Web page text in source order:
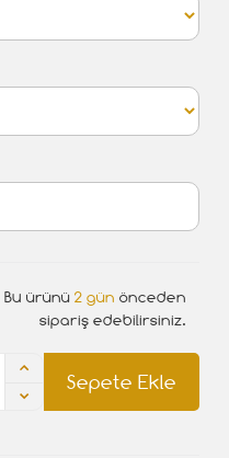
Bu ürünü 2 gün önceden
sipariş edebilirsiniz.
Sepete Ekle